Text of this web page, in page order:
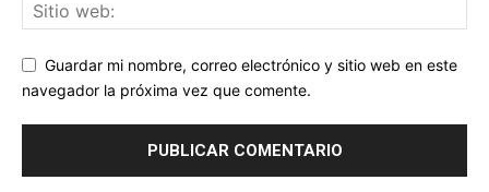
Guardar mi nombre, correo electrónico y sitio web en este
navegador la próxima vez que comente.